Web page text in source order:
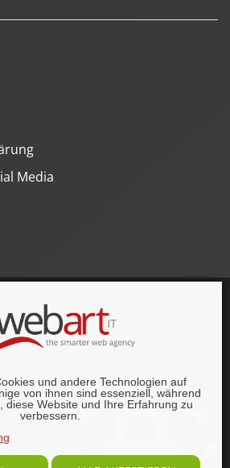
und andere Technologien auf
von ihnen sind essenziell, während
diese Website und Ihre Erfahrung zu
verbessern.
Media
built with , lots of
CSS3.